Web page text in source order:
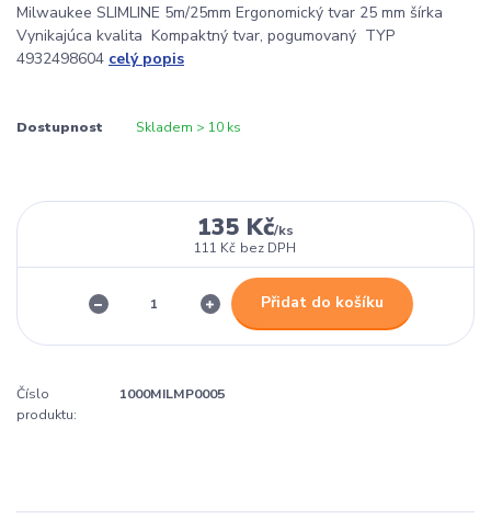
Milwaukee SLIMLINE 5m/25mm Ergonomický tvar 25 mm šírka
Vynikajúca kvalita Kompaktný tvar, pogumovaný TYP
4932498604 celý popis
Dostupnost Skladem > 10 ks
135 Kč/ks
111 Kč bez DPH
Přidat do košíku
Číslo
produktu:
1000MILMP0005